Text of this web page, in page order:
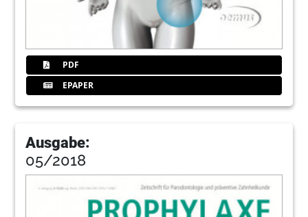
PDF
EPAPER
Ausgabe:
05/2018